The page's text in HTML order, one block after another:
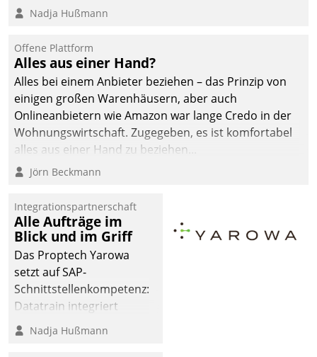
Nadja Hußmann
Offene Plattform
Alles aus einer Hand?
Alles bei einem Anbieter beziehen – das Prinzip von
einigen großen Warenhäusern, aber auch
Onlineanbietern wie Amazon war lange Credo in der
Wohnungswirtschaft. Zugegeben, es ist komfortabel
alles aus einer Hand zu beziehen...
Jörn Beckmann
Integrationspartnerschaft
Alle Aufträge im
Blick und im Griff
Das Proptech Yarowa
setzt auf SAP-
Schnittstellenkompetenz:
Datatrain integriert
Yarowas Portal zur
Vergabe und Verwaltung
Nadja Hußmann